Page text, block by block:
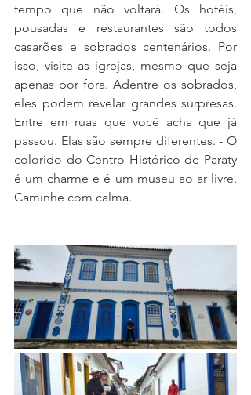
tempo que não voltará. Os hotéis,
pousadas e restaurantes são todos
casarões e sobrados centenários. Por
isso, visite as igrejas, mesmo que seja
apenas por fora. Adentre os sobrados,
eles podem revelar grandes surpresas.
Entre em ruas que você acha que já
passou. Elas são sempre diferentes. - O
colorido do Centro Histórico de Paraty
é um charme e é um museu ao ar livre.
Caminhe com calma.